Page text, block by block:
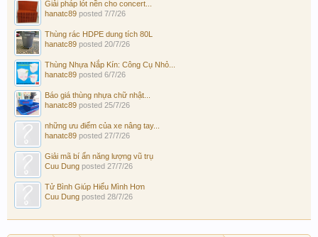
Giải pháp lót nền cho concert...
hanatc89 posted 7/7/26
Thùng rác HDPE dung tích 80L
hanatc89 posted 20/7/26
Thùng Nhựa Nắp Kín: Công Cụ Nhỏ...
hanatc89 posted 6/7/26
Báo giá thùng nhựa chữ nhật...
hanatc89 posted 25/7/26
những ưu điểm của xe nâng tay...
hanatc89 posted 27/7/26
Giải mã bí ẩn năng lượng vũ trụ
Cuu Dung posted 27/7/26
Tử Bình Giúp Hiểu Mình Hơn
Cuu Dung posted 28/7/26